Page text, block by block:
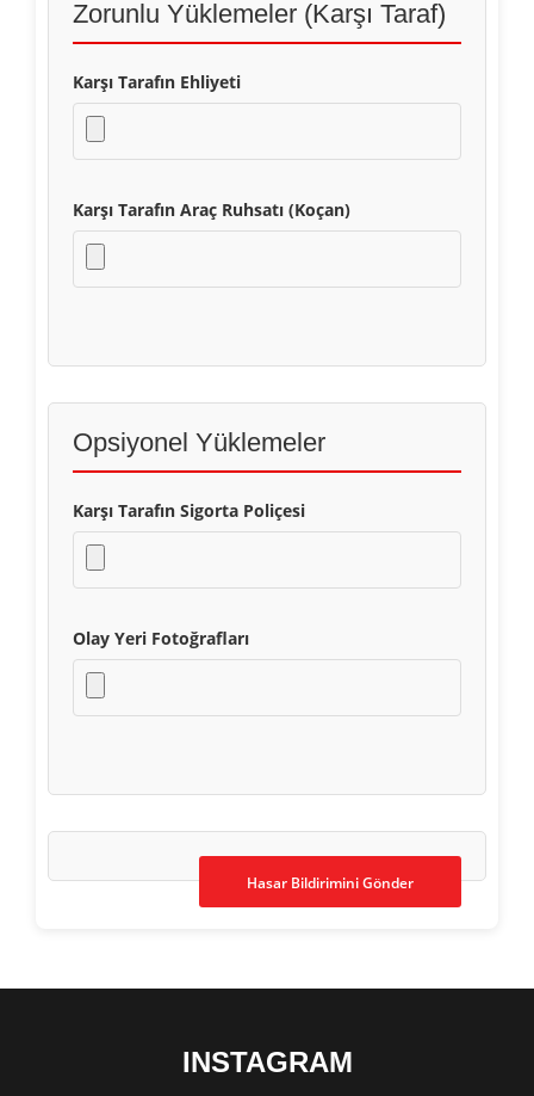
Zorunlu Yüklemeler (Karşı Taraf)
Karşı Tarafın Ehliyeti
Karşı Tarafın Araç Ruhsatı (Koçan)
Opsiyonel Yüklemeler
Karşı Tarafın Sigorta Poliçesi
Olay Yeri Fotoğrafları
INSTAGRAM